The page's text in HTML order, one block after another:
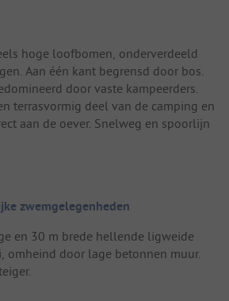
hoge loofbomen, onderverdeeld
Aan één kant begrensd door bos.
door vaste kampeerders.
terrasvormig deel van de camping en
aan de oever. Snelweg en spoorlijn
zwemgelegenheden
en 30 m brede hellende ligweide
omheind door lage betonnen muur.